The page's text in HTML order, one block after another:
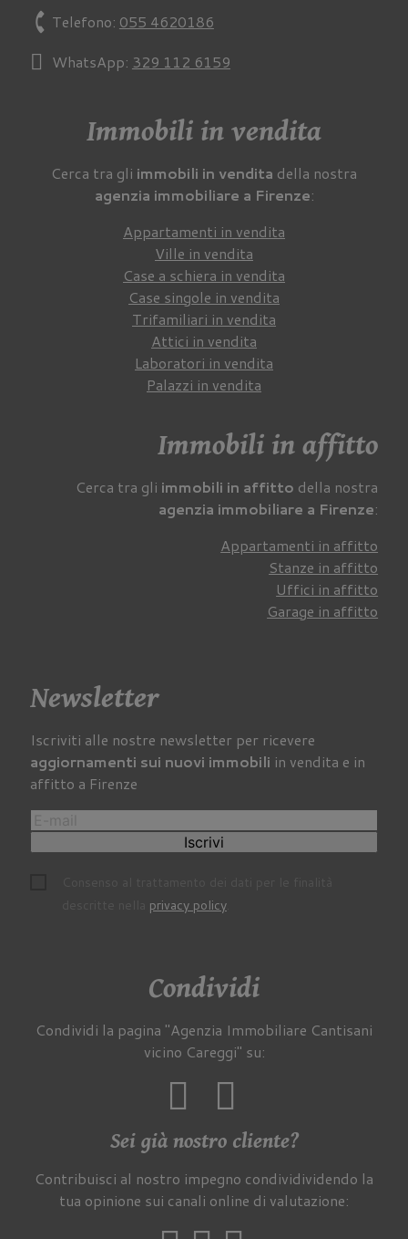
phoneTelefono: 055 4620186
WhatsApp: 329 112 6159
Immobili in vendita
Cerca tra gli immobili in vendita della nostra
agenzia immobiliare a Firenze:
Appartamenti in vendita
Ville in vendita
Case a schiera in vendita
Case singole in vendita
Trifamiliari in vendita
Attici in vendita
Laboratori in vendita
Palazzi in vendita
Immobili in affitto
Cerca tra gli immobili in affitto della nostra
agenzia immobiliare a Firenze:
Appartamenti in affitto
Stanze in affitto
Uffici in affitto
Garage in affitto
Newsletter
Iscriviti alle nostre newsletter per ricevere
aggiornamenti sui nuovi immobili in vendita e in
affitto a Firenze
Iscrivi
privacy policy.
Condividi
Condividi la pagina "Agenzia Immobiliare Cantisani
vicino Careggi" su:
Sei già nostro cliente?
Contribuisci al nostro impegno condividividendo la
tua opinione sui canali online di valutazione: